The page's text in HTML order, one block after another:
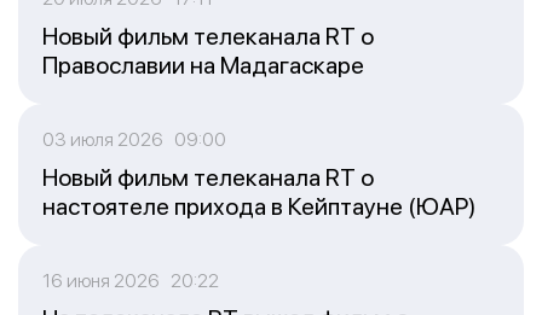
Новый фильм телеканала RT о
Православии на Мадагаскаре
03 июля 2026 09:00
Новый фильм телеканала RT о
настоятеле прихода в Кейптауне (ЮАР)
16 июня 2026 20:22